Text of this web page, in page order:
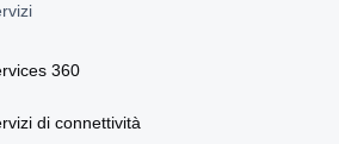
360
di connettività